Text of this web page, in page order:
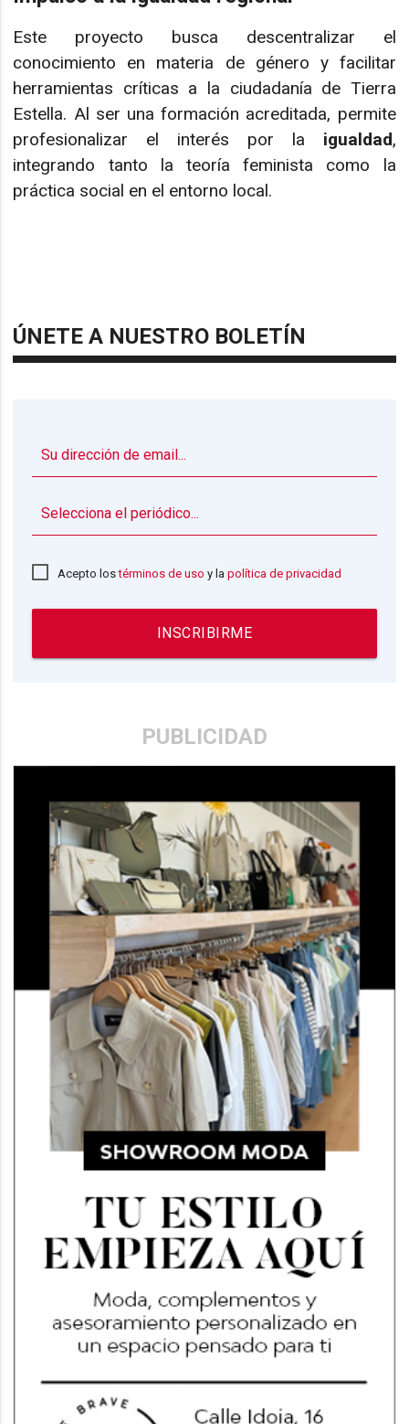
Este proyecto busca descentralizar el
conocimiento en materia de género y facilitar
herramientas críticas a la ciudadanía de Tierra
Estella. Al ser una formación acreditada, permite
profesionalizar el interés por la igualdad,
integrando tanto la teoría feminista como la
práctica social en el entorno local.
ÚNETE A NUESTRO BOLETÍN
Acepto lostérminos de uso y lapolítica de privacidad
INSCRIBIRME
PUBLICIDAD